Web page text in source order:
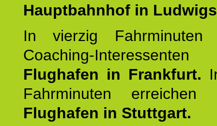
Hauptbahnhof in
In vierzig Fahrminuten
Coaching-
Flughafen in Frankfurt.
Fahrminuten
Flughafen in Stuttgart.